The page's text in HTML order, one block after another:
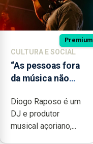
Premium
CULTURA E SOCIAL
“As pessoas fora
da música não
quão difícil é
produzir uma
música”
Diogo Raposo é um
DJ e produtor
musical açoriano,...